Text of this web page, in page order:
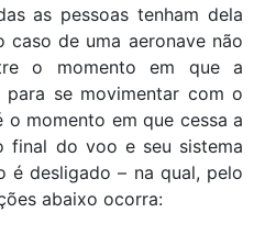
as pessoas tenham dela
caso de uma aeronave não
o momento em que a
para se movimentar com o
momento em que cessa a
final do voo e seu sistema
é desligado – na qual, pelo
abaixo ocorra: